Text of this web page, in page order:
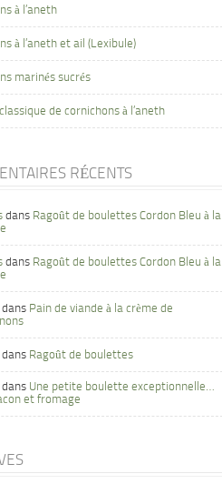
à l’aneth
à l’aneth et ail (Lexibule)
marinés sucrés
de cornichons à l’aneth
RÉCENTS
dans Ragoût de boulettes Cordon Bleu à la
dans Ragoût de boulettes Cordon Bleu à la
dans Pain de viande à la crème de
dans Ragoût de boulettes
dans Une petite boulette exceptionnelle…
et fromage